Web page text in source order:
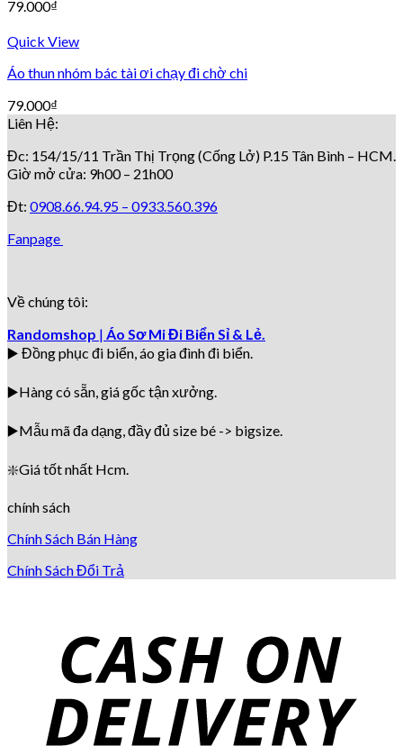
79.000₫
Quick View
Áo thun nhóm bác tài ơi chạy đi chờ chi
79.000₫
Liên Hệ:
Đc: 154/15/11 Trần Thị Trọng (Cống Lở) P.15 Tân Bình – HCM.
Giờ mở cửa: 9h00 – 21h00
Đt: 0908.66.94.95 – 0933.560.396
Fanpage
Về chúng tôi:
Randomshop | Áo Sơ Mi Đi Biển Sỉ & Lẻ.
▶️ Đồng phục đi biển, áo gia đình đi biển.
▶️Hàng có sẵn, giá gốc tận xưởng.
▶️Mẫu mã đa dạng, đầy đủ size bé -> bigsize.
❇️Giá tốt nhất Hcm.
chính sách
Chính Sách Bán Hàng
Chính Sách Đổi Trả